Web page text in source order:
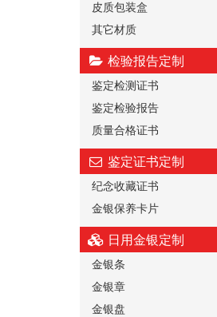
皮质包装盒
其它材质
检验报告定制
鉴定检测证书
鉴定检验报告
质量合格证书
鉴定证书定制
纪念收藏证书
金银保养卡片
日用金银定制
金银条
金银章
金银盘